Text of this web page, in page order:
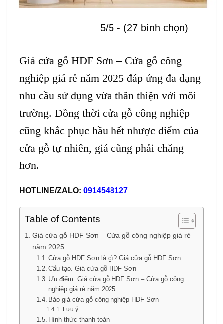
5/5 - (27 bình chọn)
Giá cửa gỗ HDF Sơn – Cửa gỗ công
nghiệp giá rẻ năm 2025 đáp ứng đa dạng
nhu cầu sử dụng vừa thân thiện với môi
trường. Đồng thời cửa gỗ công nghiệp
cũng khắc phục hầu hết nhược điểm của
cửa gỗ tự nhiên, giá cũng phải chăng
hơn.
HOTLINE/ZALO: 0914548127
Table of Contents
Giá cửa gỗ HDF Sơn – Cửa gỗ công nghiệp giá rẻ
năm 2025
Cửa gỗ HDF Sơn là gì? Giá cửa gỗ HDF Sơn
Cấu tạo. Giá cửa gỗ HDF Sơn
Ưu điểm. Giá cửa gỗ HDF Sơn – Cửa gỗ công
nghiệp giá rẻ năm 2025
Báo giá cửa gỗ công nghiệp HDF Sơn
Lưu ý
Hình thức thanh toán